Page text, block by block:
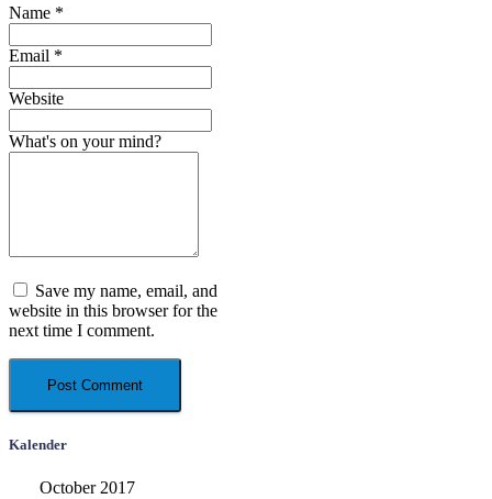
Name *
Email *
Website
What's on your mind?
Save my name, email, and
website in this browser for the
next time I comment.
Kalender
October 2017